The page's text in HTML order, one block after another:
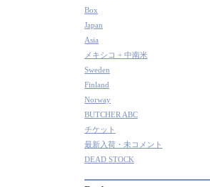
Box
Japan
Asia
メキシコ + 中南米
Sweden
Finland
Norway
BUTCHER ABC
チケット
最新入荷・未コメント
DEAD STOCK